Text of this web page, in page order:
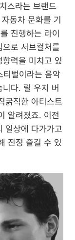
스라는 브랜드
동차 문화를 기
진행하는 라이
로 서브컬처를
력을 미치고 있
벌이라는 음악
다. 릴 우지 버
굵직한 아티스트
알려졌죠. 이전
일상에 다가가고
진정 즐길 수 있